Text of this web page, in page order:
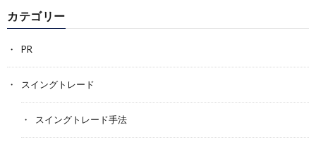
カテゴリー
PR
スイングトレード
スイングトレード手法